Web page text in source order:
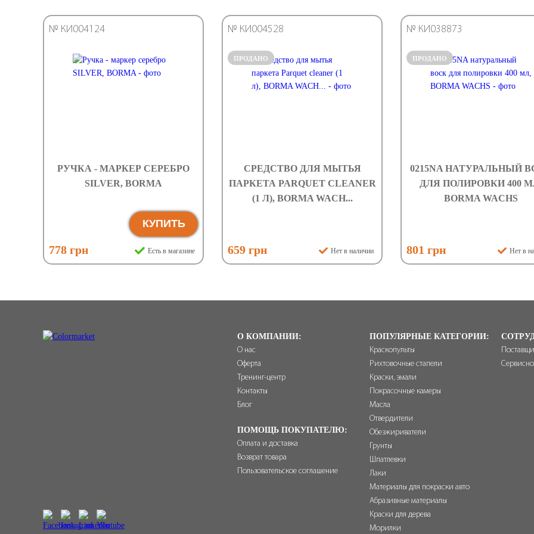
№ КИ004124
РУЧКА - МАРКЕР CЕРЕБРО
SILVER, BORMA
778 грн
КУПИТЬ
Есть в магазине
ПРОДАНО
№ КИ004528
СРЕДСТВО ДЛЯ МЫТЬЯ
ПАРКЕТА PARQUET CLEANER
(1 Л), BORMA WACH...
659 грн Нет в наличии
ПРОДАНО
№ КИ038873
0215NA НАТУРАЛЬНЫЙ
ДЛЯ ПОЛИРОВКИ 400
BORMA WACHS
801 грн Нет в
О КОМПАНИИ:
О нас
Оферта
Тренинг-центр
Контакты
Блог
ПОМОЩЬ ПОКУПАТЕЛЮ:
Оплата и доставка
Возврат товара
Пользовательское соглашение
ПОПУЛЯРНЫЕ КАТЕГОРИИ:
Краскопульты
Рихтовочные стапели
Краски, эмали
Покрасочные камеры
Масла
Отвердители
Обезжириватели
Грунты
Шпатлевки
Лаки
Материалы для покраски авто
Абразивные материалы
Краски для дерева
Морилки